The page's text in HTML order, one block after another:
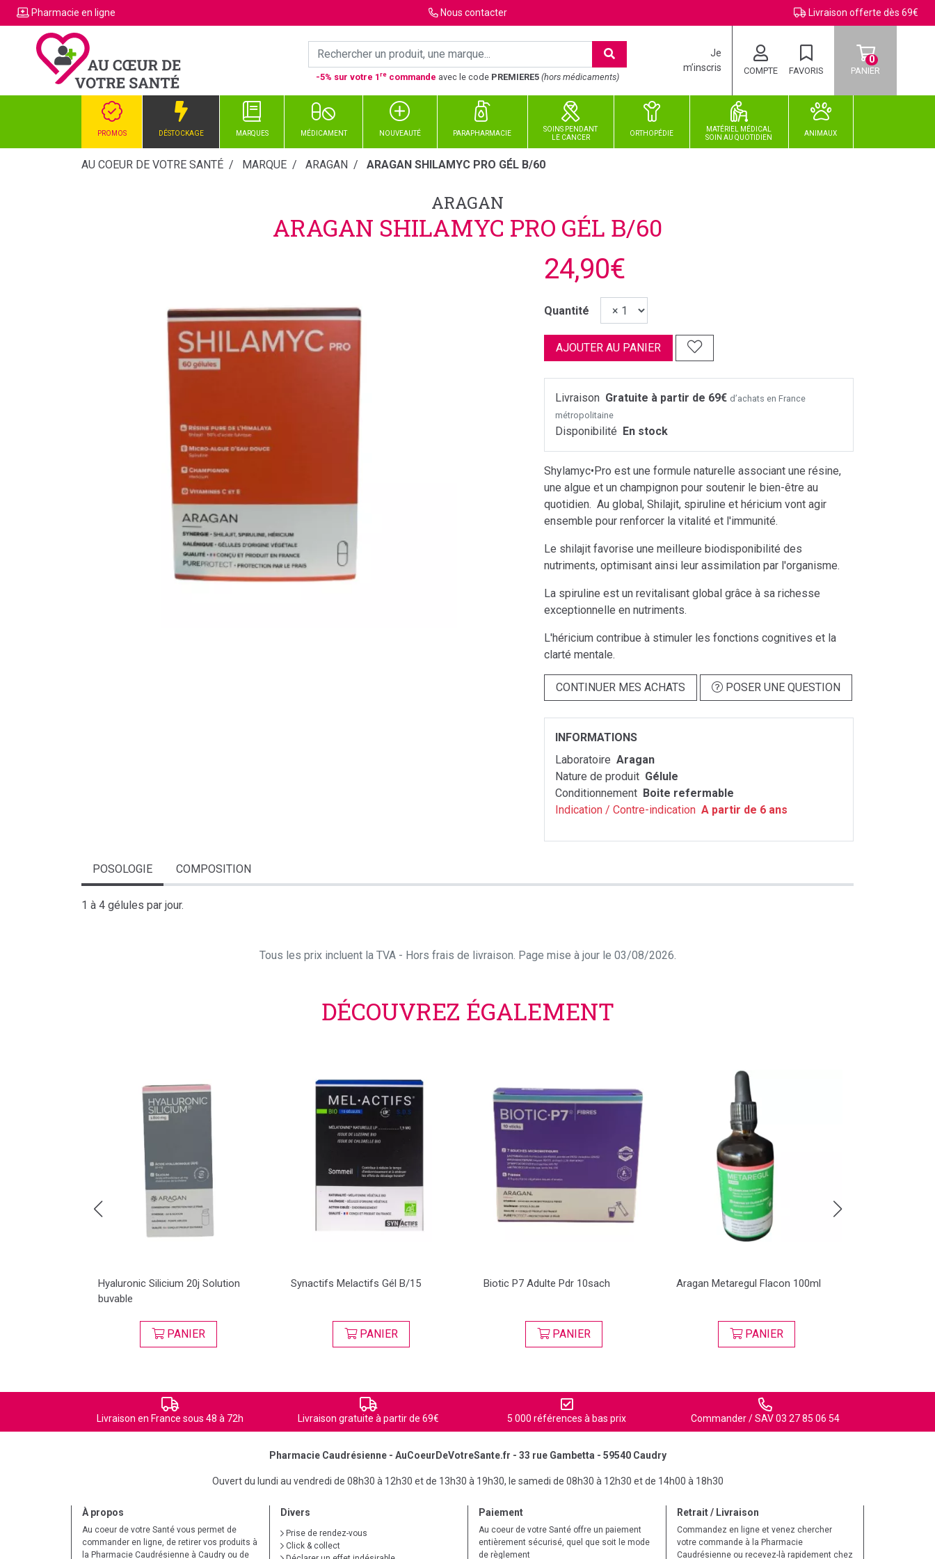
Pharmacie en ligne Nous contacter Livraison offerte dès 69€
-5% sur votre 1re commande avec le code PREMIERE5 (hors médicaments)
Je
m’inscris
COMPTE FAVORIS PANIER
0
PROMOS DÉSTOCKAGE MARQUES MÉDICAMENT NOUVEAUTÉ PARAPHARMACIE
SOINS PENDANT
LE CANCER
ORTHOPÉDIE
MATÉRIEL MÉDICAL
SOINAUQUOTIDIEN
ANIMAUX
AU COEUR DE VOTRE SANTÉ MARQUE ARAGAN ARAGAN SHILAMYC PRO GÉL B/60
ARAGAN
ARAGAN SHILAMYC PRO GÉL B/60
24,90€
Quantité
AJOUTER AU PANIER
Livraison Gratuite à partir de 69€ d’achats en France
métropolitaine
Disponibilité En stock
Shylamyc•Pro est une formule naturelle associant une résine,
une algue et un champignon pour soutenir le bien-être au
quotidien. Au global, Shilajit, spiruline et héricium vont agir
ensemble pour renforcer la vitalité et l'immunité.
Le shilajit favorise une meilleure biodisponibilité des
nutriments, optimisant ainsi leur assimilation par l'organisme.
La spiruline est un revitalisant global grâce à sa richesse
exceptionnelle en nutriments.
L'héricium contribue à stimuler les fonctions cognitives et la
clarté mentale.
CONTINUER MES ACHATS POSER UNE QUESTION
INFORMATIONS
Laboratoire Aragan
Nature de produit Gélule
Conditionnement Boite refermable
Indication / Contre-indication A partir de 6 ans
POSOLOGIE COMPOSITION
1 à 4 gélules par jour.
Tous les prix incluent la TVA - Hors frais de livraison. Page mise à jour le 03/08/2026.
DÉCOUVREZ ÉGALEMENT
Hyaluronic Silicium 20j Solution
buvable
PANIER
Synactifs Melactifs Gél B/15
PANIER
Biotic P7 Adulte Pdr 10sach
PANIER
Aragan Metaregul Flacon 100ml
PANIER
Livraison en France sous 48 à 72h Livraison gratuite à partir de 69€ 5 000 références à bas prix Commander / SAV 03 27 85 06 54
Pharmacie Caudrésienne - AuCoeurDeVotreSante.fr - 33 rue Gambetta - 59540 Caudry
Ouvert du lundi au vendredi de 08h30 à 12h30 et de 13h30 à 19h30, le samedi de 08h30 à 12h30 et de 14h00 à 18h30
À propos
Au coeur de votre Santé vous permet de
commander en ligne, de retirer vos produits à
la Pharmacie Caudrésienne à Caudry ou de
Divers
Prise de rendez-vous
Click & collect
Paiement
Au coeur de votre Santé offre un paiement
entièrement sécurisé, quel que soit le mode
de règlement
Retrait / Livraison
Commandez en ligne et venez chercher
votre commande à la Pharmacie
Caudrésienne ou recevez-là rapidement chez